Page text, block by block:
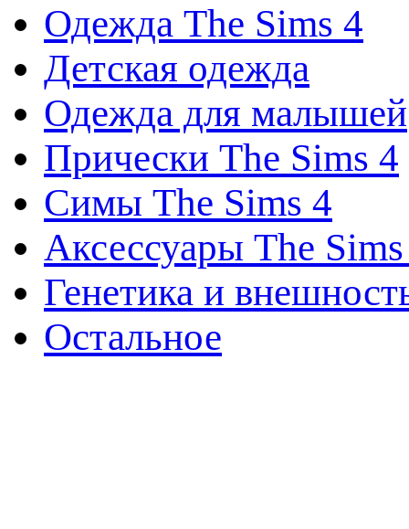
Одежда The Sims 4
Детская одежда
Одежда для малышей
Прически The Sims 4
Симы The Sims 4
Аксессуары The
Генетика и
Остальное